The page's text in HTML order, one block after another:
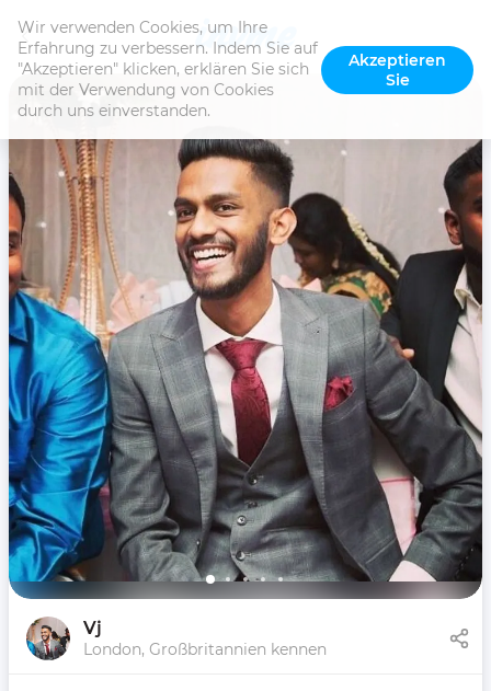
Wir verwenden Cookies, um Ihre
Erfahrung zu verbessern. Indem Sie auf
"Akzeptieren" klicken, erklären Sie sich
mit der Verwendung von Cookies
durch uns einverstanden.
Akzeptieren
Sie
Vj
London, Großbritannien kennen